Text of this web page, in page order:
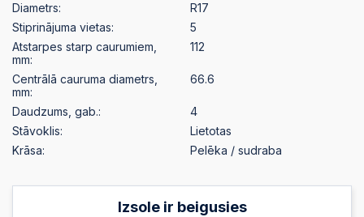
Diametrs:
R17
Stiprinājuma vietas:
5
Atstarpes starp caurumiem,
mm:
112
Centrālā cauruma diametrs,
mm:
66.6
Daudzums, gab.:
4
Stāvoklis:
Lietotas
Krāsa:
Pelēka / sudraba
Izsole ir beigusies